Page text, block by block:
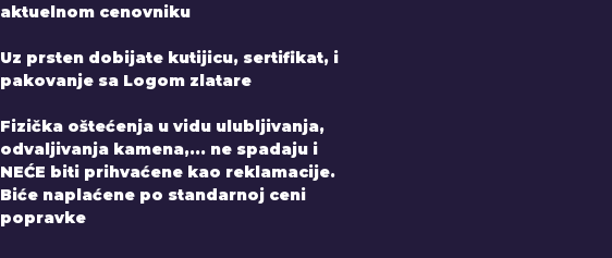
aktuelnom cenovniku
Uz prsten dobijate kutijicu, sertifikat, i
pakovanje sa Logom zlatare
Fizička oštećenja u vidu ulubljivanja,
odvaljivanja kamena,... ne spadaju i
NEĆE biti prihvaćene kao reklamacije.
Biće naplaćene po standarnoj ceni
popravke